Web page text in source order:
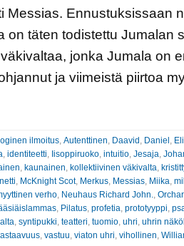
Messias. Ennustuksissaan
on täten todistettu Jumalan
jonka Jumala on
ja viimeistä piirtoa
ilmoitus, Autenttinen, Daavid , Daniel ,
, identiteetti, Iisoppiruoko, intuitio, Jesaja,
, kaunainen, kollektiivinen väkivalta,
, McKnight Scot, Merkus, Messias, Miika,
verho, Neuhaus Richard John.,
, Pilatus, profetia, prototyyppi,
, syntipukki, teatteri, tuomio, uhri, uhrin
, vastuu, viaton uhri, vihollinen,